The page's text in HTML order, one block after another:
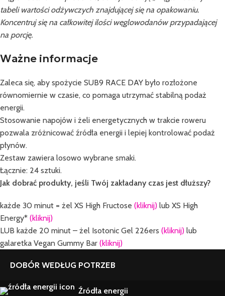
tabeli wartości odżywczych znajdującej się na opakowaniu.
Koncentruj się na całkowitej ilości węglowodanów przypadającej
na porcję.
Ważne informacje
Zaleca się, aby spożycie SUB9 RACE DAY było rozłożone
równomiernie w czasie, co pomaga utrzymać stabilną podaż
energii.
Stosowanie napojów i żeli energetycznych w trakcie roweru
pozwala zróżnicować źródła energii i lepiej kontrolować podaż
płynów.
Zestaw zawiera losowo wybrane smaki.
Łącznie: 24 sztuki.
Jak dobrać produkty, jeśli Twój zakładany czas jest dłuższy?
każde 30 minut = żel XS High Fructose (kliknij) lub XS High
Energy* (kliknij)
LUB każde 20 minut – żel Isotonic Gel 226ers (kliknij) lub
galaretka Vegan Gummy Bar (kliknij)
DOBÓR WEDŁUG POTRZEB
Źródła energii